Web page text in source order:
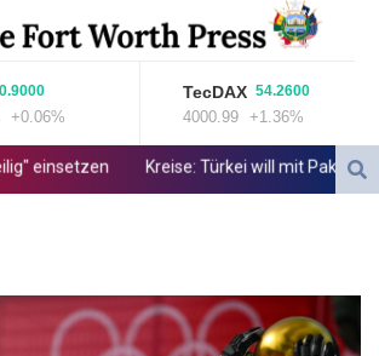
AFN
ALL 80.778943
366.249949
AOA
ARS 1499.7458
BBD 2.013626
BDT
+0.06%
TecDAX 54.2600
4000.99 +1.36%
einsetzen Kreise: Türkei will mit Pakistan